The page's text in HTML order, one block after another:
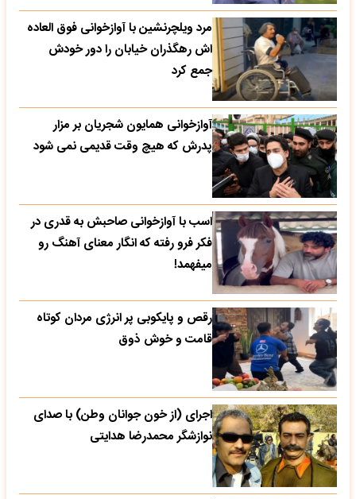
مرد ویلچرنشین با آوازخوانی فوق العاده
اش رهگذران خیابان را دور خودش
جمع کرد
آوازخوانی همایون شجریان بر مزار
پدرش که هیچ وقت قدیمی نمی شود
اسب با آوازخوانی صاحبش به قدری در
فکر فرو رفته که انگار معنای آهنگ رو
میفهمد!
رقص و پایکوبی پر انرژی مردان کوتاه
قامت و خوش ذوق
اجرای (از خون جوانان وطن) با صدای
نوازشگر محمدرضا هدایتی